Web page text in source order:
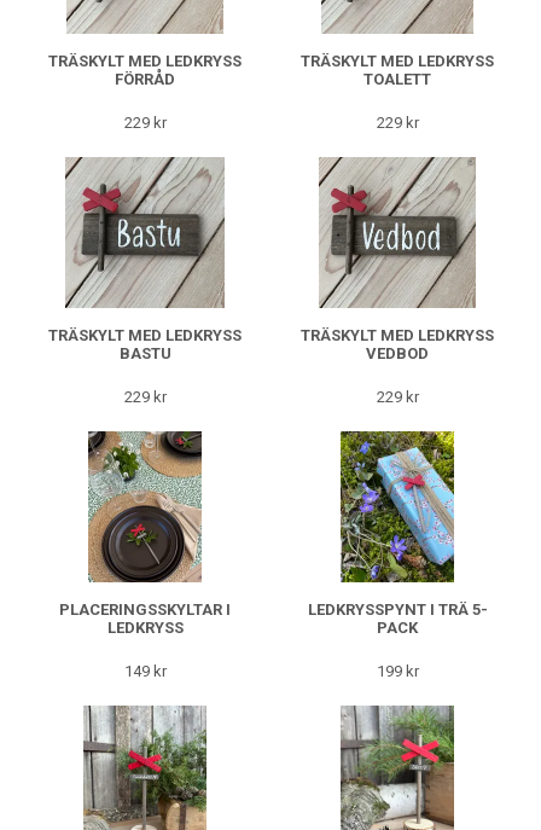
TRÄSKYLT MED LEDKRYSS
FÖRRÅD
229 kr
TRÄSKYLT MED LEDKRYSS
TOALETT
229 kr
TRÄSKYLT MED LEDKRYSS
BASTU
229 kr
TRÄSKYLT MED LEDKRYSS
VEDBOD
229 kr
PLACERINGSSKYLTAR I
LEDKRYSS
149 kr
LEDKRYSSPYNT I TRÄ 5-
PACK
199 kr